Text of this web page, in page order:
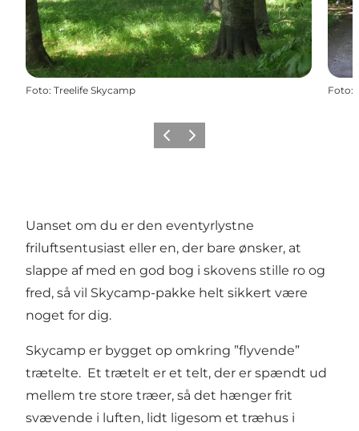
Foto: Treelife Skycamp Foto:
ForrigeNæste
Uanset om du er den eventyrlystne
friluftsentusiast eller en, der bare ønsker, at
slappe af med en god bog i skovens stille ro og
fred, så vil Skycamp-pakke helt sikkert være
noget for dig.
Skycamp er bygget op omkring ”flyvende”
trætelte. Et trætelt er et telt, der er spændt ud
mellem tre store træer, så det hænger frit
svævende i luften, lidt ligesom et træhus i